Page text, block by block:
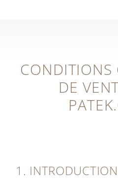
CONDITIONS
DE
1. INTRODUCTION